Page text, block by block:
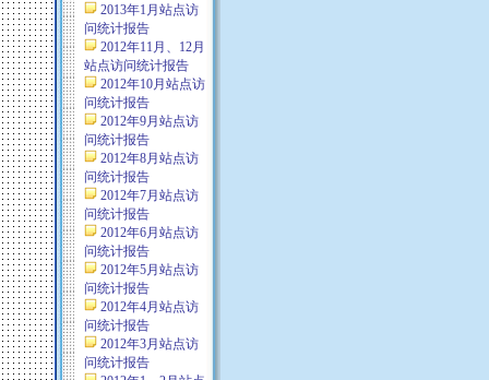
2013年1月站点访
问统计报告
2012年11月、12月
站点访问统计报告
2012年10月站点访
问统计报告
2012年9月站点访
问统计报告
2012年8月站点访
问统计报告
2012年7月站点访
问统计报告
2012年6月站点访
问统计报告
2012年5月站点访
问统计报告
2012年4月站点访
问统计报告
2012年3月站点访
问统计报告